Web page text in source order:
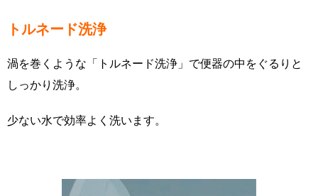
トルネード洗浄
渦を巻くような「トルネード洗浄」で便器の中をぐるりと
しっかり洗浄。
少ない水で効率よく洗います。